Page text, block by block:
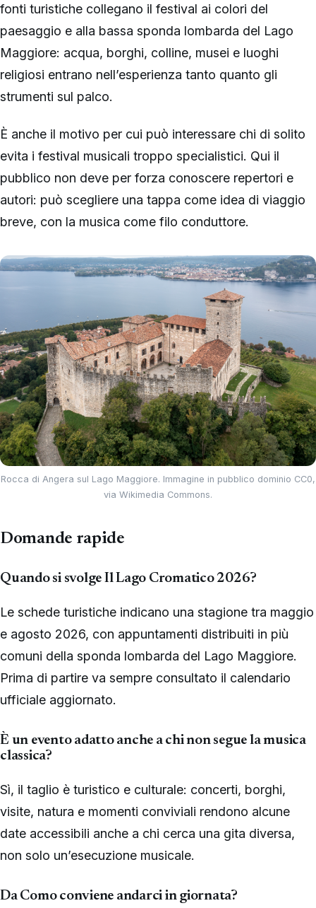
fonti turistiche collegano il festival ai colori del
paesaggio e alla bassa sponda lombarda del Lago
Maggiore: acqua, borghi, colline, musei e luoghi
religiosi entrano nell’esperienza tanto quanto gli
strumenti sul palco.
È anche il motivo per cui può interessare chi di solito
evita i festival musicali troppo specialistici. Qui il
pubblico non deve per forza conoscere repertori e
autori: può scegliere una tappa come idea di viaggio
breve, con la musica come filo conduttore.
Rocca di Angera sul Lago Maggiore. Immagine in pubblico dominio CC0,
via Wikimedia Commons.
Domande rapide
Quando si svolge Il Lago Cromatico 2026?
Le schede turistiche indicano una stagione tra maggio
e agosto 2026, con appuntamenti distribuiti in più
comuni della sponda lombarda del Lago Maggiore.
Prima di partire va sempre consultato il calendario
ufficiale aggiornato.
È un evento adatto anche a chi non segue la musica
classica?
Sì, il taglio è turistico e culturale: concerti, borghi,
visite, natura e momenti conviviali rendono alcune
date accessibili anche a chi cerca una gita diversa,
non solo un’esecuzione musicale.
Da Como conviene andarci in giornata?